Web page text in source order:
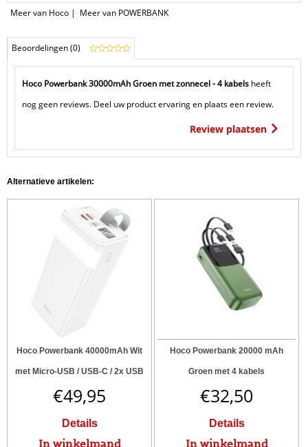
Meer van Hoco | Meer van POWERBANK
Beoordelingen (0)
Hoco Powerbank 30000mAh Groen met zonnecel - 4 kabels heeft
nog geen reviews. Deel uw product ervaring en plaats een review.
Review plaatsen
Alternatieve artikelen:
Hoco Powerbank 40000mAh Wit
met Micro-USB / USB-C / 2x USB
€49,95
Details
In winkelmand
Hoco Powerbank 20000 mAh
Groen met 4 kabels
€32,50
Details
In winkelmand